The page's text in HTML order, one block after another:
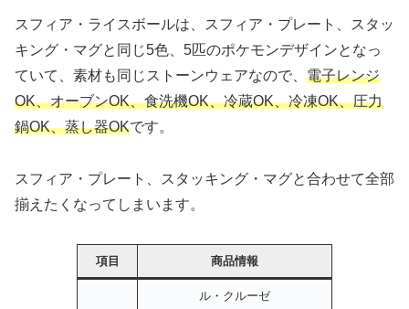
スフィア・ライスボールは、スフィア・プレート、スタッ
キング・マグと同じ5色、5匹のポケモンデザインとなっ
ていて、素材も同じストーンウェアなので、 電子レンジ
OK、オーブンOK、食洗機OK、冷蔵OK、冷凍OK、圧力
鍋OK、蒸し器OKです。
スフィア・プレート、スタッキング・マグと合わせて全部
揃えたくなってしまいます。
項目 商品情報
ル・クルーゼ